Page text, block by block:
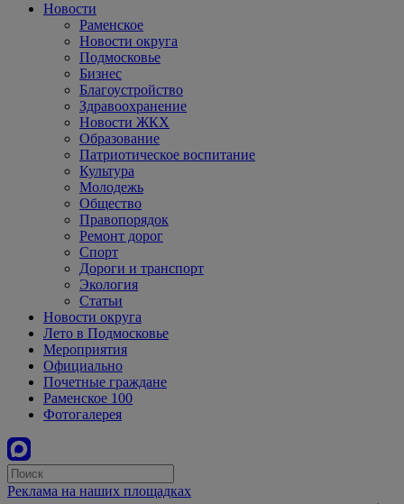
Новости
Раменское
Новости округа
Подмосковье
Бизнес
Благоустройство
Здравоохранение
Новости ЖКХ
Образование
Патриотическое воспитание
Культура
Молодежь
Общество
Правопорядок
Ремонт дорог
Спорт
Дороги и транспорт
Экология
Статьи
Новости округа
Лето в Подмосковье
Мероприятия
Официально
Почетные граждане
Раменское 100
Фотогалерея
Реклама на наших площадках